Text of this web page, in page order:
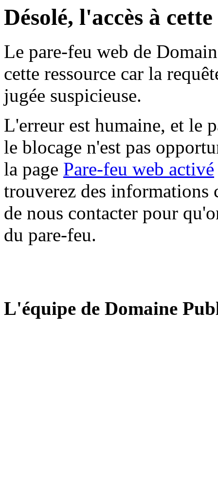
Désolé, l'accès à
Le pare-feu web de
cette ressource car la
jugée suspicieuse.
L'erreur est humaine, et le
le blocage n'est pas
la page Pare-feu web activé
trouverez des informations
de nous contacter pour
du pare-feu.
L'équipe de Domaine